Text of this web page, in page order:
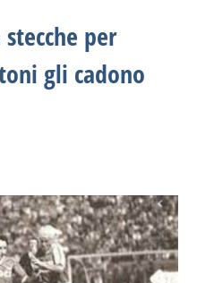
per
gli cadono